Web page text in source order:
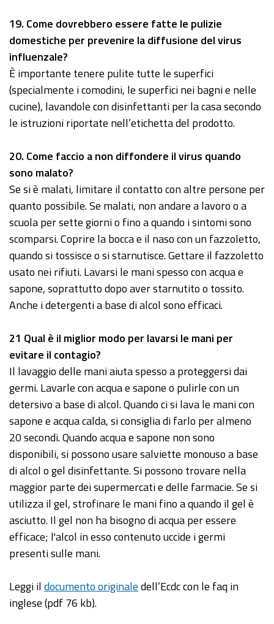
19. Come dovrebbero essere fatte le pulizie
domestiche per prevenire la diffusione del virus
influenzale?
È importante tenere pulite tutte le superfici
(specialmente i comodini, le superfici nei bagni e nelle
cucine), lavandole con disinfettanti per la casa secondo
le istruzioni riportate nell’etichetta del prodotto.
20. Come faccio a non diffondere il virus quando
sono malato?
Se si è malati, limitare il contatto con altre persone per
quanto possibile. Se malati, non andare a lavoro o a
scuola per sette giorni o fino a quando i sintomi sono
scomparsi. Coprire la bocca e il naso con un fazzoletto,
quando si tossisce o si starnutisce. Gettare il fazzoletto
usato nei rifiuti. Lavarsi le mani spesso con acqua e
sapone, soprattutto dopo aver starnutito o tossito.
Anche i detergenti a base di alcol sono efficaci.
21 Qual è il miglior modo per lavarsi le mani per
evitare il contagio?
Il lavaggio delle mani aiuta spesso a proteggersi dai
germi. Lavarle con acqua e sapone o pulirle con un
detersivo a base di alcol. Quando ci si lava le mani con
sapone e acqua calda, si consiglia di farlo per almeno
20 secondi. Quando acqua e sapone non sono
disponibili, si possono usare salviette monouso a base
di alcol o gel disinfettante. Si possono trovare nella
maggior parte dei supermercati e delle farmacie. Se si
utilizza il gel, strofinare le mani fino a quando il gel è
asciutto. Il gel non ha bisogno di acqua per essere
efficace; l'alcol in esso contenuto uccide i germi
presenti sulle mani.
Leggi ildocumento originaledell’Ecdc con le faq in
inglese (pdf 76 kb).